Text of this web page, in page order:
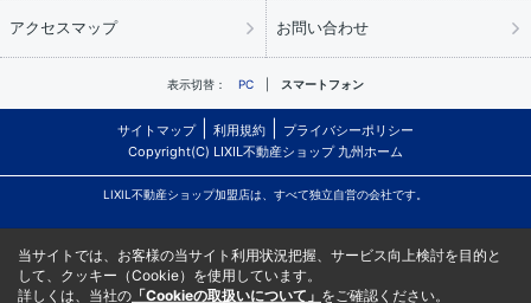
アクセスマップ お問い合わせ
表示切替： PC スマートフォン
サイトマップ 利用規約
プライバシーポリシー
Copyright(C) LIXIL不動産ショップ 九州ホーム
LIXIL不動産ショップ加盟店は、すべて独立自営の会社です。
当サイトでは、お客様の当サイト利用状況把握、サービス向上検討を目的と
して、クッキー（Cookie）を使用しています。
詳しくは、当社の 「Cookieの取扱いについて」 をご確認ください。